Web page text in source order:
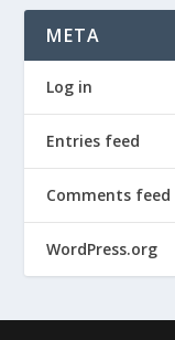
META
Log in
Entries feed
Comments feed
WordPress.org